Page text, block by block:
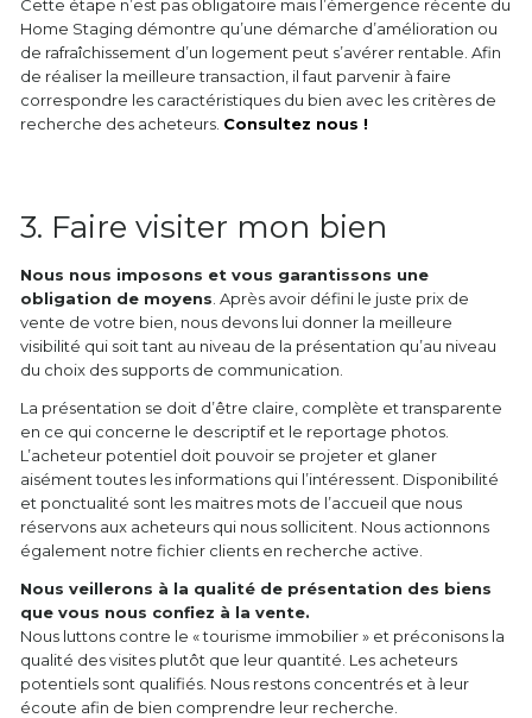
Cette étape n’est pas obligatoire mais l’émergence récente du
Home Staging démontre qu’une démarche d’amélioration ou
de rafraîchissement d’un logement peut s’avérer rentable. Afin
de réaliser la meilleure transaction, il faut parvenir à faire
correspondre les caractéristiques du bien avec les critères de
recherche des acheteurs. Consultez nous !
3. Faire visiter mon bien
Nous nous imposons et vous garantissons une
obligation de moyens . Après avoir défini le juste prix de
vente de votre bien, nous devons lui donner la meilleure
visibilité qui soit tant au niveau de la présentation qu’au niveau
du choix des supports de communication.
La présentation se doit d’être claire, complète et transparente
en ce qui concerne le descriptif et le reportage photos.
L’acheteur potentiel doit pouvoir se projeter et glaner
aisément toutes les informations qui l’intéressent. Disponibilité
et ponctualité sont les maitres mots de l’accueil que nous
réservons aux acheteurs qui nous sollicitent. Nous actionnons
également notre fichier clients en recherche active.
Nous veillerons à la qualité de présentation des biens
que vous nous confiez à la vente.
Nous luttons contre le « tourisme immobilier » et préconisons la
qualité des visites plutôt que leur quantité. Les acheteurs
potentiels sont qualifiés. Nous restons concentrés et à leur
écoute afin de bien comprendre leur recherche.